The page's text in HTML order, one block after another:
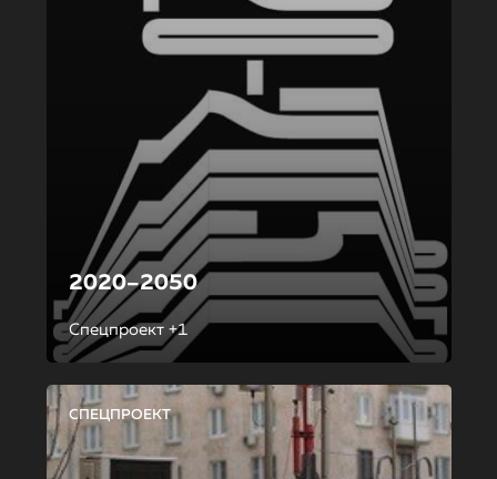
2020–2050
Спецпроект +1
СПЕЦПРОЕКТ